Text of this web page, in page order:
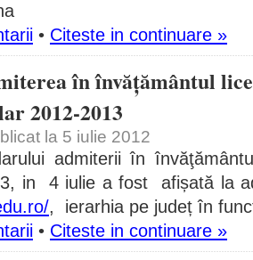
• Citeste in continuare »
în învățământul
2012-2013
la 5 iulie 2012
admiterii în
in 4 iulie a fost afișată la
, ierarhia pe județ în
• Citeste in continuare »